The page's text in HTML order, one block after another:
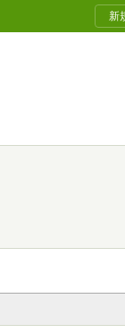
新